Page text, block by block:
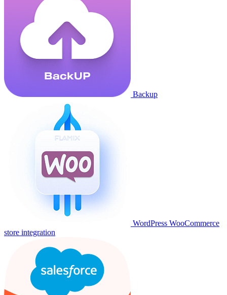
Backup
WordPress WooCommerce
store integration